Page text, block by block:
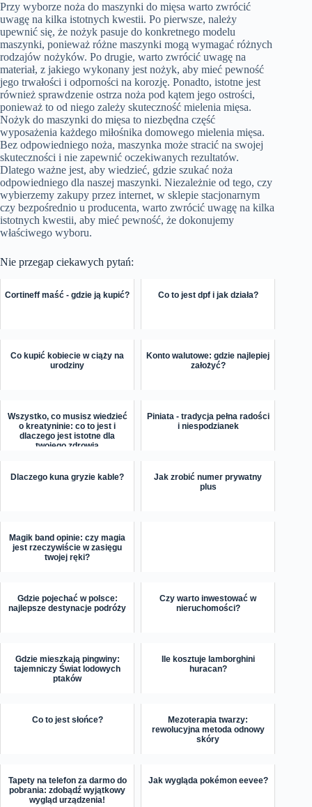
Przy wyborze noża do maszynki do mięsa warto zwrócić
uwagę na kilka istotnych kwestii. Po pierwsze, należy
upewnić się, że nożyk pasuje do konkretnego modelu
maszynki, ponieważ różne maszynki mogą wymagać różnych
rodzajów nożyków. Po drugie, warto zwrócić uwagę na
materiał, z jakiego wykonany jest nożyk, aby mieć pewność
jego trwałości i odporności na korozję. Ponadto, istotne jest
również sprawdzenie ostrza noża pod kątem jego ostrości,
ponieważ to od niego zależy skuteczność mielenia mięsa.
Nożyk do maszynki do mięsa to niezbędna część
wyposażenia każdego miłośnika domowego mielenia mięsa.
Bez odpowiedniego noża, maszynka może stracić na swojej
skuteczności i nie zapewnić oczekiwanych rezultatów.
Dlatego ważne jest, aby wiedzieć, gdzie szukać noża
odpowiedniego dla naszej maszynki. Niezależnie od tego, czy
wybierzemy zakupy przez internet, w sklepie stacjonarnym
czy bezpośrednio u producenta, warto zwrócić uwagę na kilka
istotnych kwestii, aby mieć pewność, że dokonujemy
właściwego wyboru.
Nie przegap ciekawych pytań:
Cortineff maść - gdzie ją kupić? Co to jest dpf i jak działa?
Co kupić kobiecie w ciąży na
urodziny
Konto walutowe: gdzie najlepiej
założyć?
Wszystko, co musisz wiedzieć
o kreatyninie: co to jest i
dlaczego jest istotne dla
twojego zdrowia
Piniata - tradycja pełna radości
i niespodzianek
Dlaczego kuna gryzie kable?
Jak zrobić numer prywatny
plus
Magik band opinie: czy magia
jest rzeczywiście w zasięgu
twojej ręki?
Gdzie pojechać w polsce:
najlepsze destynacje podróży
Czy warto inwestować w
nieruchomości?
Gdzie mieszkają pingwiny:
tajemniczy Świat lodowych
ptaków
Ile kosztuje lamborghini
huracan?
Co to jest słońce?
Mezoterapia twarzy:
rewolucyjna metoda odnowy
skóry
Tapety na telefon za darmo do
pobrania: zdobądź wyjątkowy
wygląd urządzenia!
Jak wygląda pokémon eevee?